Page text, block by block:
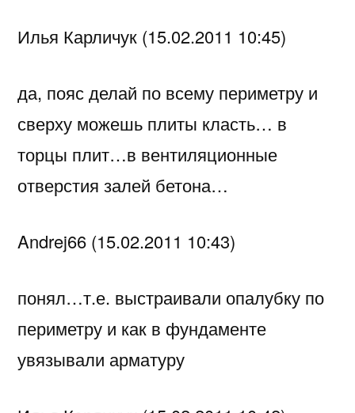
Илья Карличук (15.02.2011 10:45)
да, пояс делай по всему периметру и
сверху можешь плиты класть… в
торцы плит…в вентиляционные
отверстия залей бетона…
Andrej66 (15.02.2011 10:43)
понял…т.е. выстраивали опалубку по
периметру и как в фундаменте
увязывали арматуру